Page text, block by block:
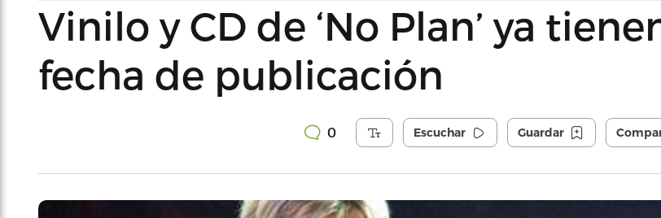
Vinilo y CD de ‘No Plan’ ya
fecha de publicación
0 Escuchar Guardar